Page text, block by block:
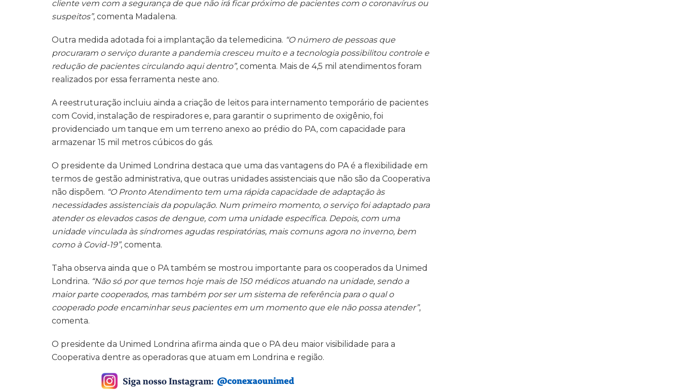
cliente vem com a segurança de que não irá ficar próximo de pacientes com o coronavírus ou
suspeitos”, comenta Madalena.
Outra medida adotada foi a implantação da telemedicina. “O número de pessoas que
procuraram o serviço durante a pandemia cresceu muito e a tecnologia possibilitou controle e
redução de pacientes circulando aqui dentro”, comenta. Mais de 4,5 mil atendimentos foram
realizados por essa ferramenta neste ano.
A reestruturação incluiu ainda a criação de leitos para internamento temporário de pacientes
com Covid, instalação de respiradores e, para garantir o suprimento de oxigênio, foi
providenciado um tanque em um terreno anexo ao prédio do PA, com capacidade para
armazenar 15 mil metros cúbicos do gás.
O presidente da Unimed Londrina destaca que uma das vantagens do PA é a flexibilidade em
termos de gestão administrativa, que outras unidades assistenciais que não são da Cooperativa
não dispõem. “O Pronto Atendimento tem uma rápida capacidade de adaptação às
necessidades assistenciais da população. Num primeiro momento, o serviço foi adaptado para
atender os elevados casos de dengue, com uma unidade específica. Depois, com uma
unidade vinculada às síndromes agudas respiratórias, mais comuns agora no inverno, bem
como à Covid-19”, comenta.
Taha observa ainda que o PA também se mostrou importante para os cooperados da Unimed
Londrina. “Não só por que temos hoje mais de 150 médicos atuando na unidade, sendo a
maior parte cooperados, mas também por ser um sistema de referência para o qual o
cooperado pode encaminhar seus pacientes em um momento que ele não possa atender”,
comenta.
O presidente da Unimed Londrina afirma ainda que o PA deu maior visibilidade para a
Cooperativa dentre as operadoras que atuam em Londrina e região.